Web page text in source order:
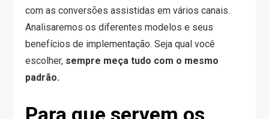
com as conversões assistidas em vários canais.
Analisaremos os diferentes modelos e seus
benefícios de implementação. Seja qual você
escolher, sempre meça tudo com o mesmo
padrão.
Para que servem os